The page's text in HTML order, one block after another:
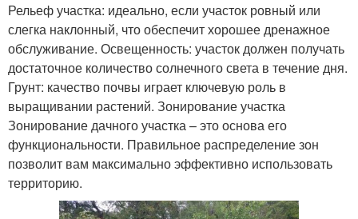
Рельеф участка: идеально, если участок ровный или
слегка наклонный, что обеспечит хорошее дренажное
обслуживание. Освещенность: участок должен получать
достаточное количество солнечного света в течение дня.
Грунт: качество почвы играет ключевую роль в
выращивании растений. Зонирование участка
Зонирование дачного участка – это основа его
функциональности. Правильное распределение зон
позволит вам максимально эффективно использовать
территорию.